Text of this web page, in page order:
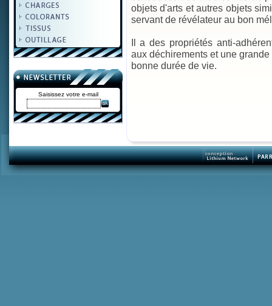
Saisissez votre e-mail
objets d'arts et autres objets
servant de révélateur au bon
Il a des propriétés anti-
aux déchirements et une
bonne durée de vie.